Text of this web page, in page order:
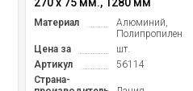
Материал
Алюминий,
Полипропилен
Цена за
шт.
Артикул
56114
Страна-